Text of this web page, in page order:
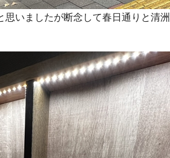
いましたが断念して春日通りと清